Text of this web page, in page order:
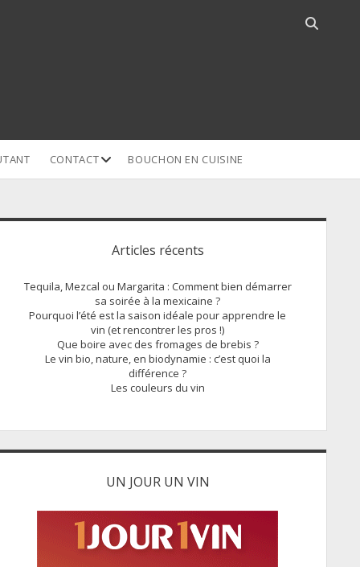
Open
CONTACTopenBOUCHON EN CUISINE
Articles récents
Tequila, Mezcal ou Margarita : Comment bien démarrer
sa soirée à la mexicaine ?
Pourquoi l’été est la saison idéale pour apprendre le
vin (et rencontrer les pros !)
Que boire avec des fromages de brebis ?
Le vin bio, nature, en biodynamie : c’est quoi la
différence ?
Les couleurs du vin
UN JOUR UN VIN